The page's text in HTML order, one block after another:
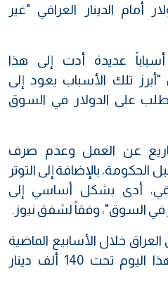
الدينار العراقي "غير
عديدة أدت إلى هذا
تلك الأسباب يعود إلى
على الدولار في السوق
عن العمل وعدم صرف
بالإضافة إلى التوتر
أدى بشكل أساسي إلى
السوق"، وفقاً لشفق نيوز.
خلال الأسابيع الماضية
بشكل تدريجي لتنخفض هذا اليوم تحت 140 ألف دينار